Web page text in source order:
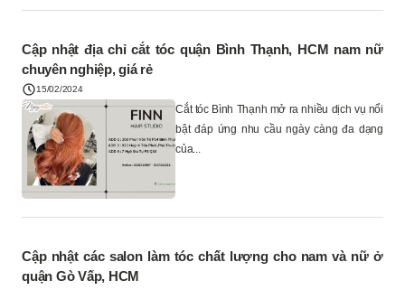
Cập nhật địa chỉ cắt tóc quận Bình Thạnh, HCM nam nữ
chuyên nghiệp, giá rẻ
15/02/2024
Cắt tóc Bình Thạnh mở ra nhiều dịch vụ nổi
bật đáp ứng nhu cầu ngày càng đa dạng
của...
Cập nhật các salon làm tóc chất lượng cho nam và nữ ở
quận Gò Vấp, HCM